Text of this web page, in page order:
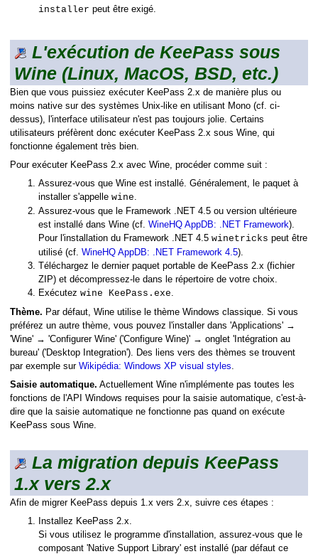
installer peut être exigé.
L'exécution de KeePass sous
Wine (Linux, MacOS, BSD, etc.)
Bien que vous puissiez exécuter KeePass 2.x de manière plus ou
moins native sur des systèmes Unix-like en utilisant Mono (cf. ci-
dessus), l'interface utilisateur n'est pas toujours jolie. Certains
utilisateurs préfèrent donc exécuter KeePass 2.x sous Wine, qui
fonctionne également très bien.
Pour exécuter KeePass 2.x avec Wine, procéder comme suit :
Assurez-vous que Wine est installé. Généralement, le paquet à
installer s'appelle wine.
Assurez-vous que le Framework .NET 4.5 ou version ultérieure
est installé dans Wine (cf. WineHQ AppDB: .NET Framework).
Pour l'installation du Framework .NET 4.5 winetricks peut être
utilisé (cf. WineHQ AppDB: .NET Framework 4.5).
Téléchargez le dernier paquet portable de KeePass 2.x (fichier
ZIP) et décompressez-le dans le répertoire de votre choix.
Exécutez wine KeePass.exe.
Thème. Par défaut, Wine utilise le thème Windows classique. Si vous
préférez un autre thème, vous pouvez l'installer dans 'Applications' →
'Wine' → 'Configurer Wine' ('Configure Wine)' → onglet 'Intégration au
bureau' ('Desktop Integration'). Des liens vers des thèmes se trouvent
par exemple sur Wikipédia: Windows XP visual styles.
Saisie automatique. Actuellement Wine n'implémente pas toutes les
fonctions de l'API Windows requises pour la saisie automatique, c'est-à-
dire que la saisie automatique ne fonctionne pas quand on exécute
KeePass sous Wine.
La migration depuis KeePass
1.x vers 2.x
Afin de migrer KeePass depuis 1.x vers 2.x, suivre ces étapes :
Installez KeePass 2.x.
Si vous utilisez le programme d'installation, assurez-vous que le
composant 'Native Support Library' est installé (par défaut ce